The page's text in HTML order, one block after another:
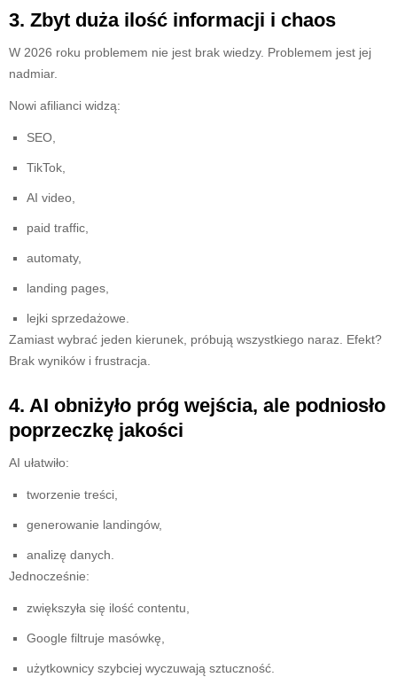
3. Zbyt duża ilość informacji i chaos
W 2026 roku problemem nie jest brak wiedzy. Problemem jest jej
nadmiar.
Nowi afilianci widzą:
SEO,
TikTok,
AI video,
paid traffic,
automaty,
landing pages,
lejki sprzedażowe.
Zamiast wybrać jeden kierunek, próbują wszystkiego naraz. Efekt?
Brak wyników i frustracja.
4. AI obniżyło próg wejścia, ale podniosło
poprzeczkę jakości
AI ułatwiło:
tworzenie treści,
generowanie landingów,
analizę danych.
Jednocześnie:
zwiększyła się ilość contentu,
Google filtruje masówkę,
użytkownicy szybciej wyczuwają sztuczność.